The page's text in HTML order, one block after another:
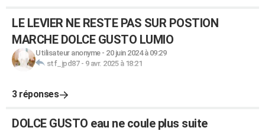
LE LEVIER NE RESTE PAS SUR POSTION
MARCHE DOLCE GUSTO LUMIO
Utilisateur anonyme- 20 juin 2024 à 09:29
stf_jpd87- 9 avr. 2025 à 18:21
3 réponses
DOLCE GUSTO eau ne coule plus suite